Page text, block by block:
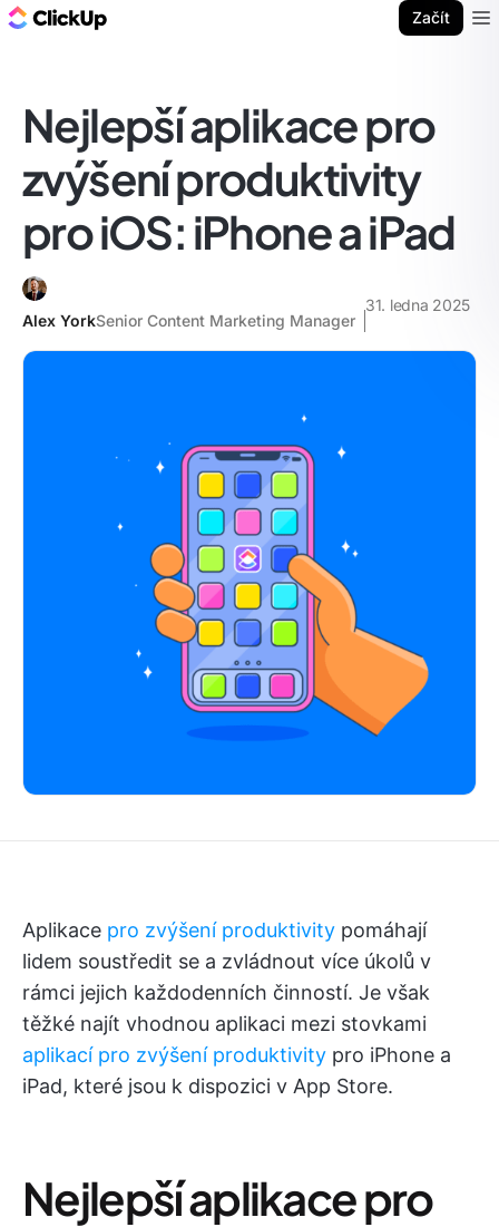
Začít
Nejlepší aplikace pro
zvýšení produktivity
pro iOS: iPhone a iPad
Alex YorkSenior Content Marketing Manager
31. ledna 2025
Aplikace pro zvýšení produktivity pomáhají
lidem soustředit se a zvládnout více úkolů v
rámci jejich každodenních činností. Je však
těžké najít vhodnou aplikaci mezi stovkami
aplikací pro zvýšení produktivity pro iPhone a
iPad, které jsou k dispozici v App Store.
Nejlepší aplikace pro